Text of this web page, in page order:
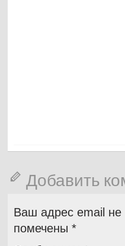
Добавить
Ваш адрес email не
помечены *